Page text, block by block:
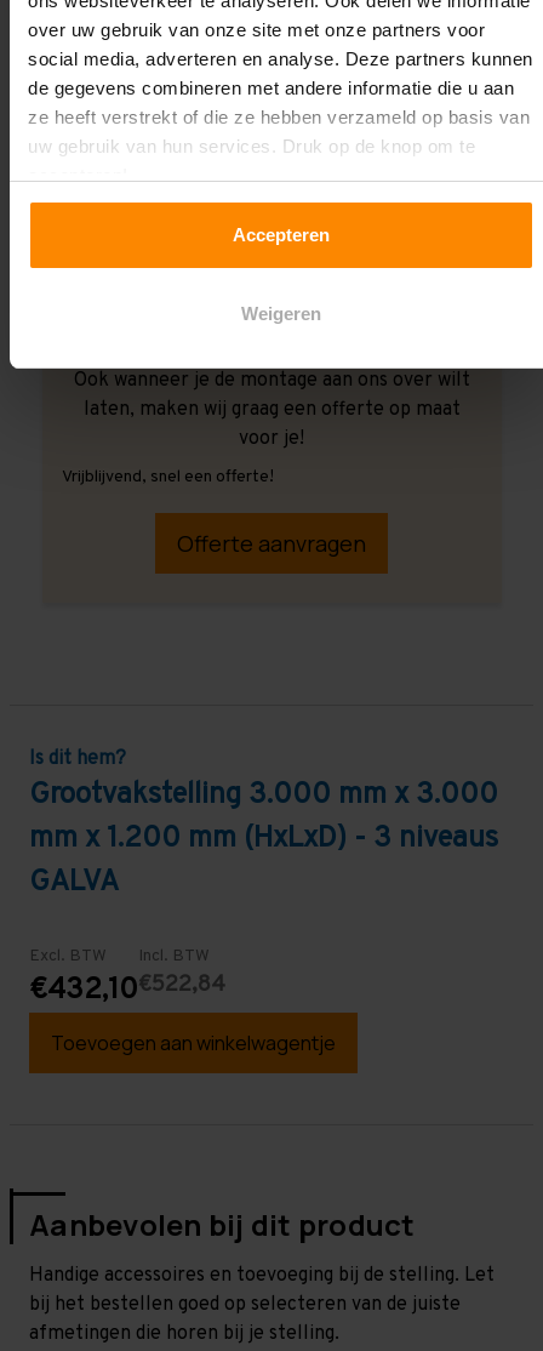
over uw gebruik van onze site met onze partners voor
social media, adverteren en analyse. Deze partners kunnen
de gegevens combineren met andere informatie die u aan
ze heeft verstrekt of die ze hebben verzameld op basis van
uw gebruik van hun services. Druk op de knop om te
Accepteren
Weigeren
Ook wanneer je de montage aan ons over wilt
laten, maken wij graag een offerte op maat
voor je!
Vrijblijvend, snel een offerte!
Offerte aanvragen
Is dit hem?
Grootvakstelling 3.000 mm x 3.000
mm x 1.200 mm (HxLxD) - 3 niveaus
GALVA
Excl. BTW
€432,10
Incl. BTW
€522,84
Toevoegen aan winkelwagentje
Aanbevolen bij dit product
Handige accessoires en toevoeging bij de stelling. Let
bij het bestellen goed op selecteren van de juiste
afmetingen die horen bij je stelling.